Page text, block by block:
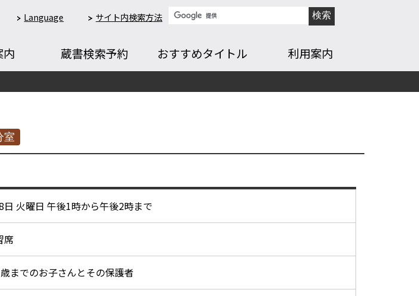
Language サイト内検索方法
内 蔵書検索予約 おすすめタイトル 利用案内
室
日 火曜日 午後1時から午後2時まで
席
までのお子さんとその保護者